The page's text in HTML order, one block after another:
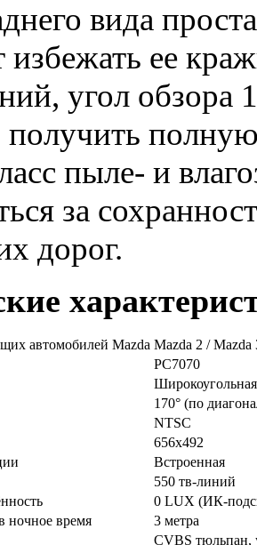
вида
избежать ее
угол обзора
пыле- и
за
дорог.
автомобилей Mazda Mazda 2 / Mazda
PC7070
170° (по
NTSC
656x492
Встроенная
550 тв-линий
0 LUX (ИК-
ночное время
3 метра
CVBS тюльпан,